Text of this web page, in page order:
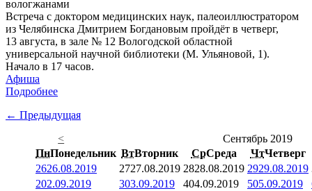
Встреча с доктором медицинских наук, палеоиллюстратором
из Челябинска Дмитрием Богдановым пройдёт в четверг,
13 августа, в зале № 12 Вологодской областной
универсальной научной библиотеки (М. Ульяновой, 1).
Начало в 17 часов.
Афиша
Подробнее
← Предыдущая
<
Сентябрь 2019
ПнПонедельник ВтВторник СрСреда ЧтЧетверг
2626.08.2019 2727.08.2019 2828.08.2019 2929.08.2019
202.09.2019 303.09.2019 404.09.2019 505.09.2019